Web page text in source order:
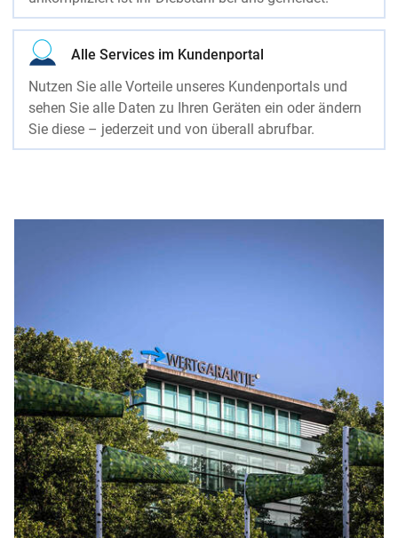
Alle Services im Kundenportal
Nutzen Sie alle Vorteile unseres Kundenportals und
sehen Sie alle Daten zu Ihren Geräten ein oder ändern
Sie diese – jederzeit und von überall abrufbar.